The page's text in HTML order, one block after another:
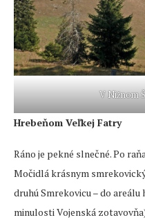
V Nižnom
Hrebeňom Veľkej Fatry
Ráno je pekné slnečné. Po
Močidlá krásnym
druhú Smrekovicu – do
minulosti Vojenská